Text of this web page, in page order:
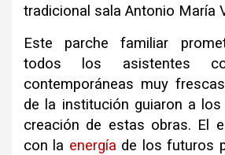
tradicional sala Antonio María
Este parche familiar
todos los asistentes
contemporáneas muy
de la institución guiaron a
creación de estas obras. El
con la energía de los futuros